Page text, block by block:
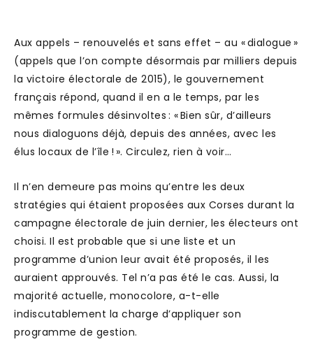
Aux appels – renouvelés et sans effet – au « dialogue »
(appels que l’on compte désormais par milliers depuis
la victoire électorale de 2015), le gouvernement
français répond, quand il en a le temps, par les
mêmes formules désinvoltes : « Bien sûr, d’ailleurs
nous dialoguons déjà, depuis des années, avec les
élus locaux de l’île ! ». Circulez, rien à voir…
Il n’en demeure pas moins qu’entre les deux
stratégies qui étaient proposées aux Corses durant la
campagne électorale de juin dernier, les électeurs ont
choisi. Il est probable que si une liste et un
programme d’union leur avait été proposés, il les
auraient approuvés. Tel n’a pas été le cas. Aussi, la
majorité actuelle, monocolore, a-t-elle
indiscutablement la charge d’appliquer son
programme de gestion.